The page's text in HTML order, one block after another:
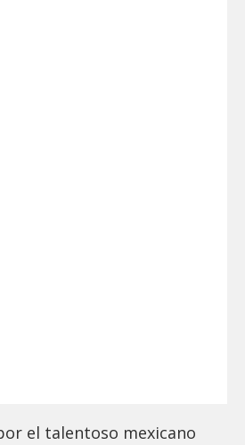
el talentoso mexicano